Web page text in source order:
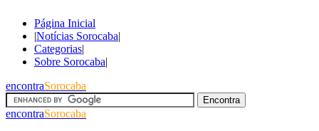
Página Inicial
|Notícias Sorocaba|
Categorias|
Sobre Sorocaba|
encontraSorocaba
encontraSorocaba